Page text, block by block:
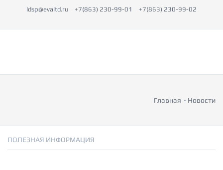
ldsp@evaltd.ru +7(863) 230-99-01 +7(863) 230-99-02
Главная Новости
ПОЛЕЗНАЯ ИНФОРМАЦИЯ